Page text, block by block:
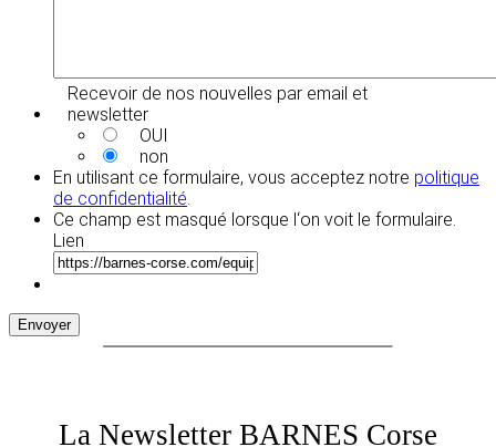
Recevoir de nos nouvelles par email et
newsletter
OUI
non
En utilisant ce formulaire, vous acceptez notre politique
de confidentialité.
Ce champ est masqué lorsque l‘on voit le formulaire.
Lien
Envoyer
La Newsletter BARNES Corse